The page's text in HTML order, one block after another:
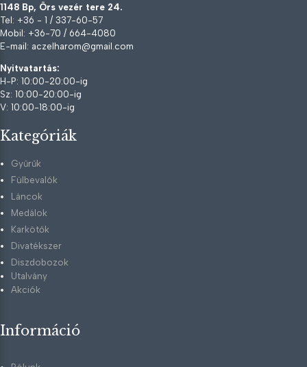
1148 Bp, Örs vezér tere 24.
Tel: +36 - 1 / 337-60-57
Mobil: +36-70 / 664-4080
E-mail: aczelharom@gmail.com
Nyitvatartás:
H-P: 10:00-20:00-ig
Sz: 10:00-20:00-ig
V: 10:00-18:00-ig
Kategóriák
Gyűrűk
Fülbevalók
Láncok
Medálok
Karkötők
Divatékszer
Diszdobozok
Utalvány
Akciók
Információ